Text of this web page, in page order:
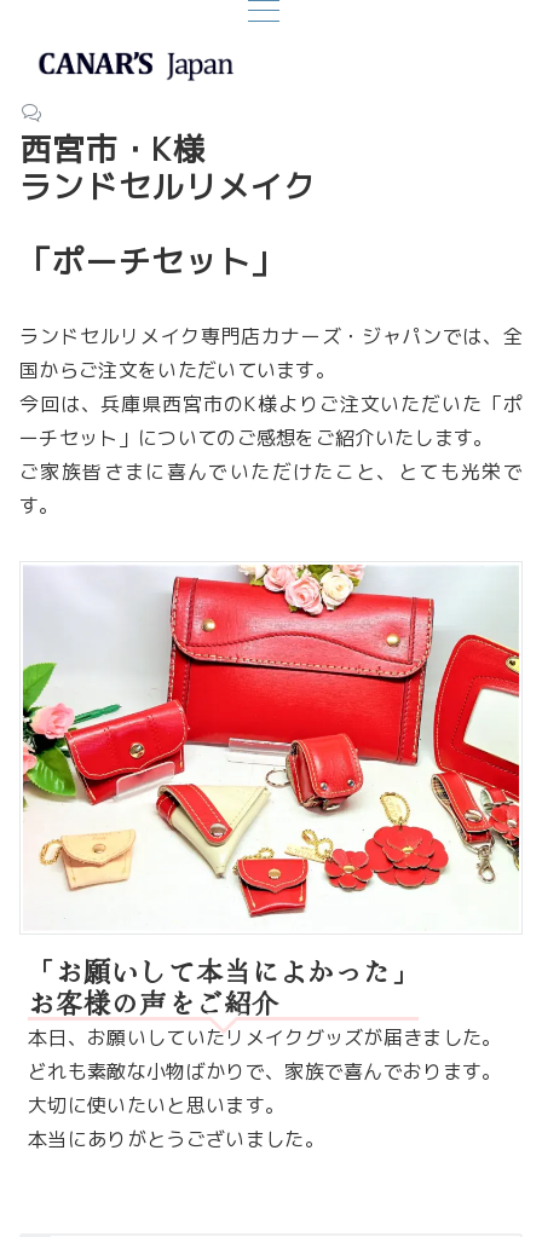
西宮市・K様
ランドセルリメイク
「ポーチセット」
ランドセルリメイク専門店カナーズ・ジャパンでは、全
国からご注文をいただいています。
今回は、兵庫県西宮市のK様よりご注文いただいた「ポ
ーチセット」についてのご感想をご紹介いたします。
ご家族皆さまに喜んでいただけたこと、とても光栄で
す。
「お願いして本当によかった」
お客様の声をご紹介
本日、お願いしていたリメイクグッズが届きました。
どれも素敵な小物ばかりで、家族で喜んでおります。
大切に使いたいと思います。
本当にありがとうございました。